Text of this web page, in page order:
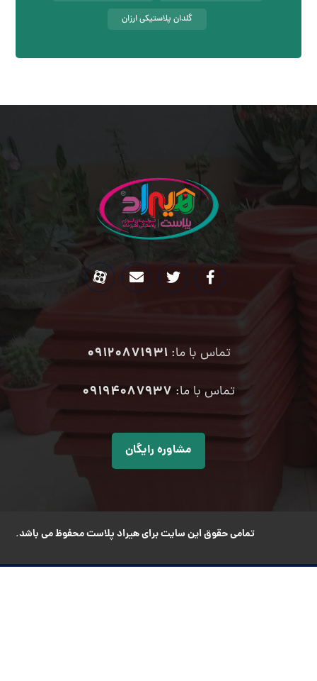
گلدان پلاستیکی ارزان
تماس با ما:09120871931
تماس با ما: ۰۹۱۹۴۰۸۷۹۳۷
مشاوره رایگان
تمامی حقوق این سایت برای هیراد پلاست محفوظ می باشد.